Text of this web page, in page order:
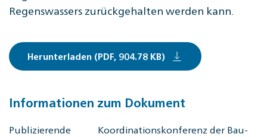
Regenswassers zurückgehalten werden kann.
Herunterladen (PDF, 904.78 KB)
Informationen zum Dokument
Publizierende
Koordinationskonferenz der Bau-